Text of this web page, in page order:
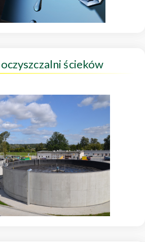
oczyszczalni ścieków